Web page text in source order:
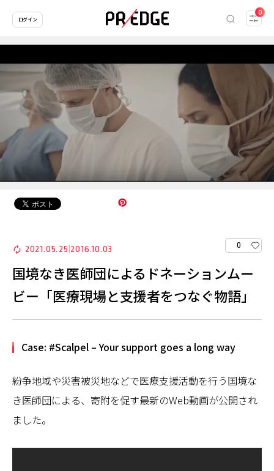
0
ログイン
2021.05.25 2016.10.03 0
国境なき医師団によるドネーションムー
ビー「医療現場と支援者をつなぐ物語」
Case: #Scalpel – Your support goes a long way
紛争地域や災害被災地などで医療支援活動を行う国境な
き医師団による、寄附を促す最新のWeb動画が公開され
ました。